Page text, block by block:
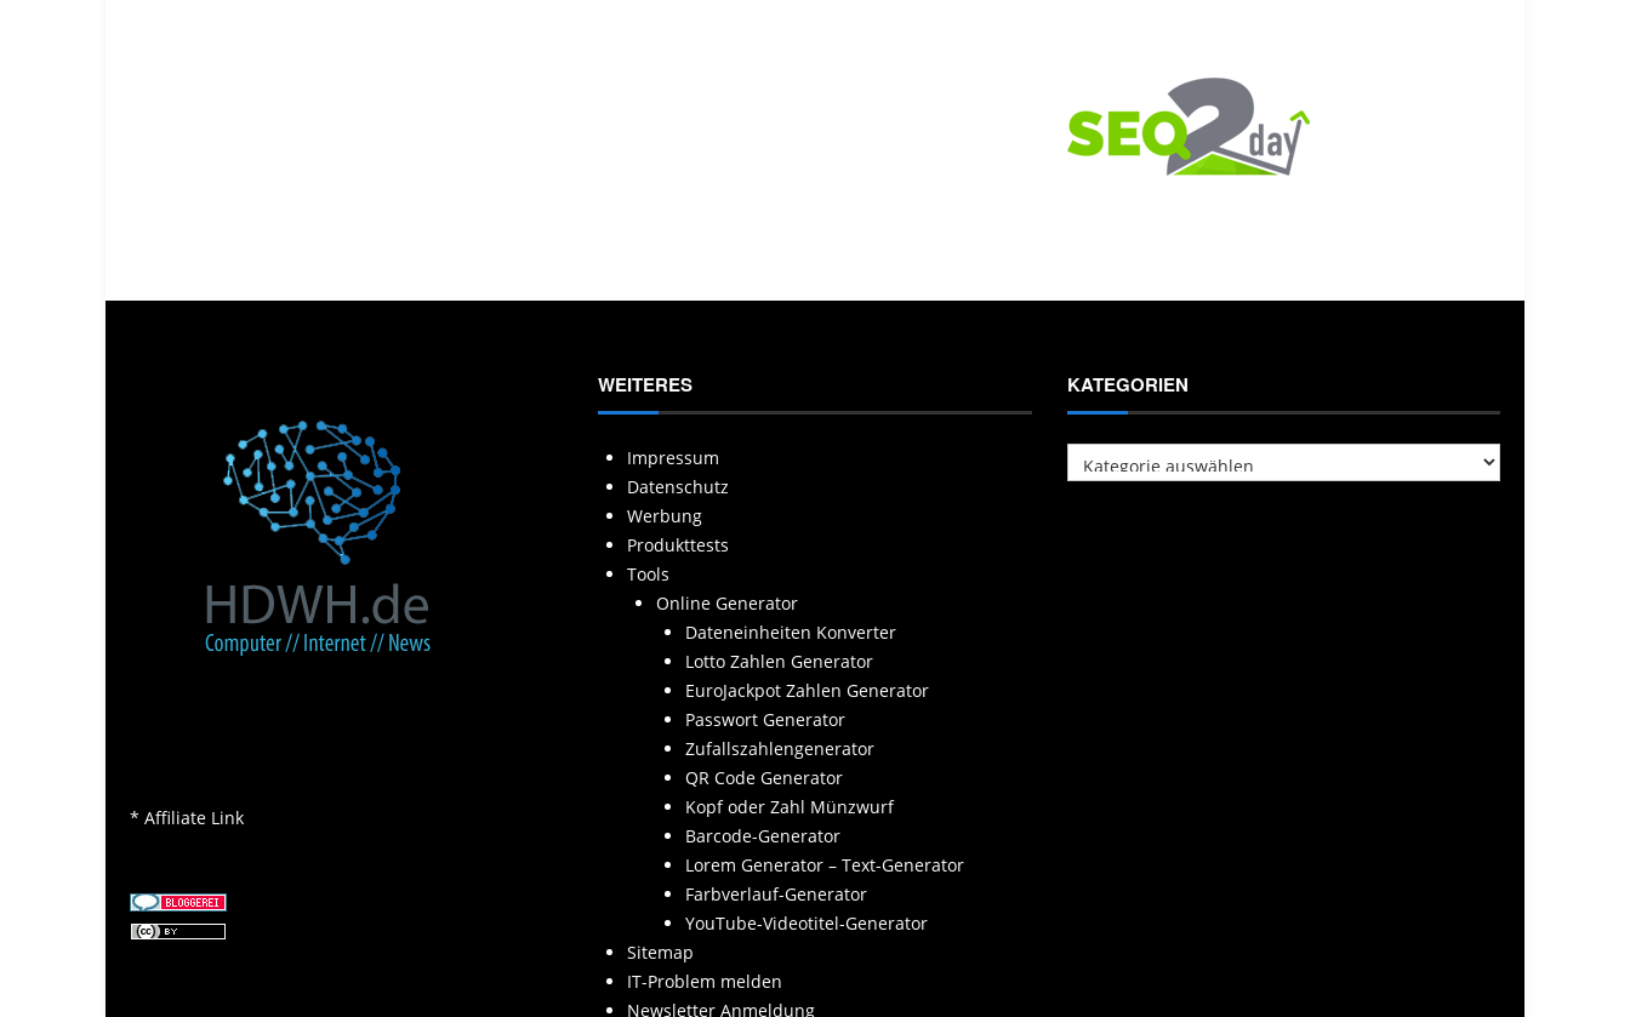
* Affiliate Link
WEITERES
Impressum
Datenschutz
Werbung
Produkttests
Tools
Online Generator
Dateneinheiten Konverter
Lotto Zahlen Generator
EuroJackpot Zahlen Generator
Passwort Generator
Zufallszahlengenerator
QR Code Generator
Kopf oder Zahl Münzwurf
Barcode-Generator
Lorem Generator – Text-Generator
Farbverlauf-Generator
YouTube-Videotitel-Generator
Sitemap
IT-Problem melden
Newsletter Anmeldung
KATEGORIEN
Kategorien